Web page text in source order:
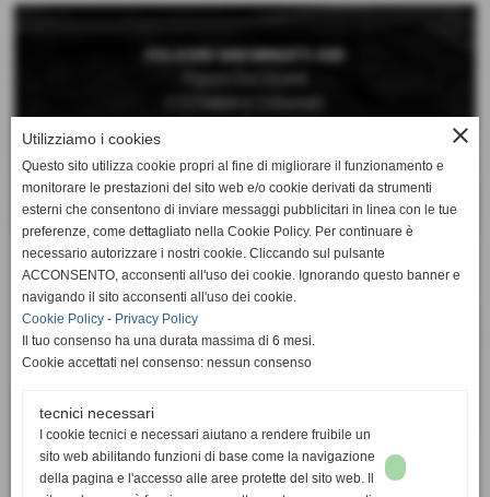
FOLGORE SAN MINIATO ASD
Telefono 0571 42189
Cellulare 392 6660897
Mail:
segreteria@folgorepallavolo.it
totale visite
1062138
close
Utilizziamo i cookies
Questo sito utilizza cookie propri al fine di migliorare il funzionamento e
monitorare le prestazioni del sito web e/o cookie derivati da strumenti
esterni che consentono di inviare messaggi pubblicitari in linea con le tue
preferenze, come dettagliato nella Cookie Policy. Per continuare è
necessario autorizzare i nostri cookie. Cliccando sul pulsante
ACCONSENTO, acconsenti all'uso dei cookie. Ignorando questo banner e
navigando il sito acconsenti all'uso dei cookie.
Cookie Policy - Privacy Policy
Il tuo consenso ha una durata massima di 6 mesi.
Cookie accettati nel consenso: nessun consenso
tecnici necessari
I cookie tecnici e necessari aiutano a rendere fruibile un
sito web abilitando funzioni di base come la navigazione
della pagina e l'accesso alle aree protette del sito web. Il